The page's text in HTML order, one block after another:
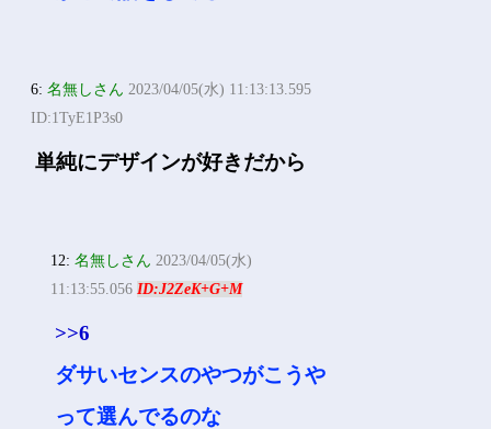
6:名無しさん 2023/04/05(水) 11:13:13.595
ID:1TyE1P3s0
単純にデザインが好きだから
12:名無しさん 2023/04/05(水)
11:13:55.056ID:J2ZeK+G+M
>>6
ダサいセンスのやつがこうや
って選んでるのな